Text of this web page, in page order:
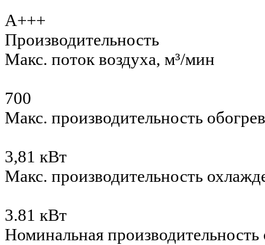
A+++
Производительность
Макс. поток воздуха, м³/мин
700
Макс. производительность
3,81 кВт
Макс. производительность
3.81 кВт
Номинальная